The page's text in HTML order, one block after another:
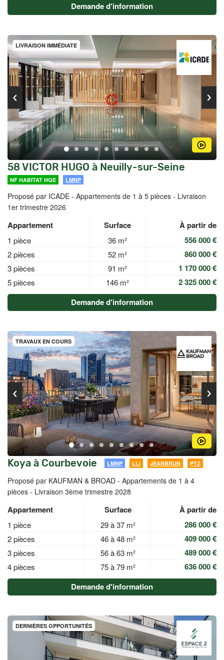
Demande d'information
LIVRAISON IMMÉDIATE
58 VICTOR HUGO à Neuilly-sur-Seine
NF HABITAT HQE LMNP
Proposé par ICADE - Appartements de 1 à 5 pièces - Livraison
1er trimestre 2026
Appartement Surface À partir de
1 pièce 36 m² 556 000 €
2 pièces 52 m² 860 000 €
3 pièces 91 m² 1 170 000 €
5 pièces 146 m²
2 325 000 €
Demande d'information
TRAVAUX EN COURS
Koya à Courbevoie LMNP LLI JEANBRUN PTZ
Proposé par KAUFMAN & BROAD - Appartements de 1 à 4
pièces - Livraison 3ème trimestre 2028
Appartement Surface À partir de
1 pièce 29 à 37 m² 286 000 €
2 pièces 46 à 48 m² 409 000 €
3 pièces 56 à 63 m² 489 000 €
4 pièces 75 à 79 m²
636 000 €
Demande d'information
DERNIÈRES OPPORTUNITÉS